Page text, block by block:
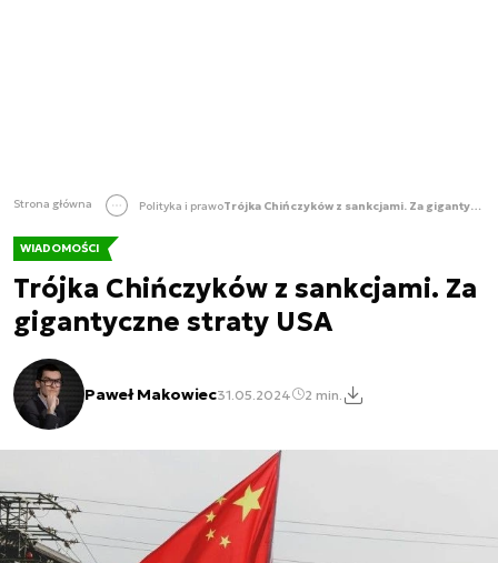
Strona główna Polityka i prawo Trójka Chińczyków z sankcjami. Za gigantyczne straty USA
WIADOMOŚCI
Trójka Chińczyków z sankcjami. Za
gigantyczne straty USA
Paweł Makowiec31.05.2024 2 min.